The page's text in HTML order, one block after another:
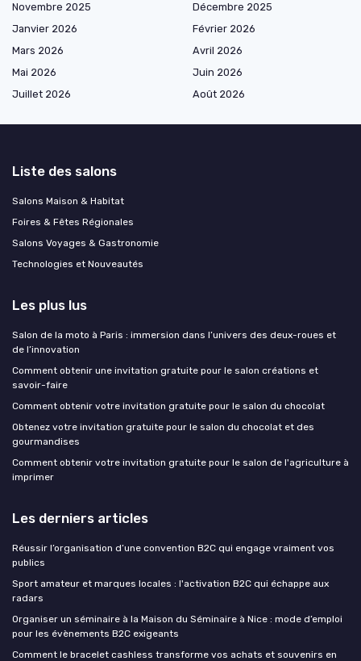
Novembre 2025
Décembre 2025
Janvier 2026
Février 2026
Mars 2026
Avril 2026
Mai 2026
Juin 2026
Juillet 2026
Août 2026
Liste des salons
Salons Maison & Habitat
Foires & Fêtes Régionales
Salons Voyages & Gastronomie
Technologies et Nouveautés
Les plus lus
Salon de la moto à Paris : immersion dans l’univers des deux-roues et
de l’innovation
Comment obtenir une invitation gratuite pour le salon créations et
savoir-faire
Comment obtenir votre invitation gratuite pour le salon du chocolat
Obtenez votre invitation gratuite pour le salon du chocolat et des
gourmandises
Comment obtenir votre invitation gratuite pour le salon de l'agriculture à
imprimer
Les derniers articles
Réussir l’organisation d’une convention B2C qui engage vraiment vos
publics
Sport amateur et marques locales : l'activation B2C qui échappe aux
radars
Organiser un séminaire à la Maison du Séminaire à Nice : mode d’emploi
pour les évènements B2C exigeants
Comment le bracelet cashless transforme vos achats et souvenirs en